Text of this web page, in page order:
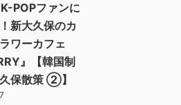
POPファンに
新大久保のカ
ワーカフェ
』【韓国制
保散策 ②】